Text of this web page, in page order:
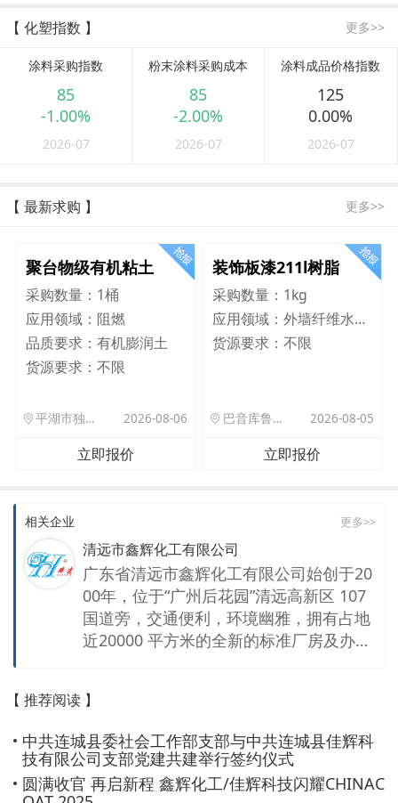
【 化塑指数 】 更多>>
涂料采购指数
85
-1.00%
2026-07
粉末涂料采购成本
85
-2.00%
2026-07
涂料成品价格指数
125
0.00%
2026-07
【 最新求购 】 更多>>
聚台物级有机粘土
采购数量： 1桶
应用领域： 阻燃
品质要求： 有机膨润土
货源要求： 不限
平湖市独山港镇集港路 589 号 2026-08-06
立即报价
装饰板漆211l树脂
采购数量： 1kg
应用领域：
外墙纤维水泥板
货源要求：不限
巴音库鲁提镇,托帕口岸六号库房 2026-08-05
立即报价
相关企业 更多>>
清远市鑫辉化工有限公司
广东省清远市鑫辉化工有限公司始创于20
00年，位于“广州后花园”清远高新区 107
国道旁，交通便利，环境幽雅，拥有占地
近20000 平方米的全新的标准厂房及办公
化工原材料供应商。公司是国内最大的二
氧化硅生产基地之一，同时也是中国无机
盐二氧化硅消光剂的行业标准起草单位之
一。公司还在于 2017 年获得广东省高新
技术企业称号。 公司引进了国外先进的生
【 推荐阅读 】
中共连城县委社会工作部支部与中共连城县佳辉科
技有限公司支部党建共建举行签约仪式
圆满收官 再启新程 鑫辉化工/佳辉科技闪耀CHINAC